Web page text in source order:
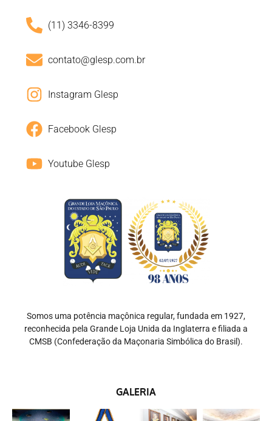
(11) 3346-8399
contato@glesp.com.br
Instagram Glesp
Facebook Glesp
Youtube Glesp
Somos uma potência maçônica regular, fundada em 1927,
reconhecida pela Grande Loja Unida da Inglaterra e filiada a
CMSB (Confederação da Maçonaria Simbólica do Brasil).
GALERIA